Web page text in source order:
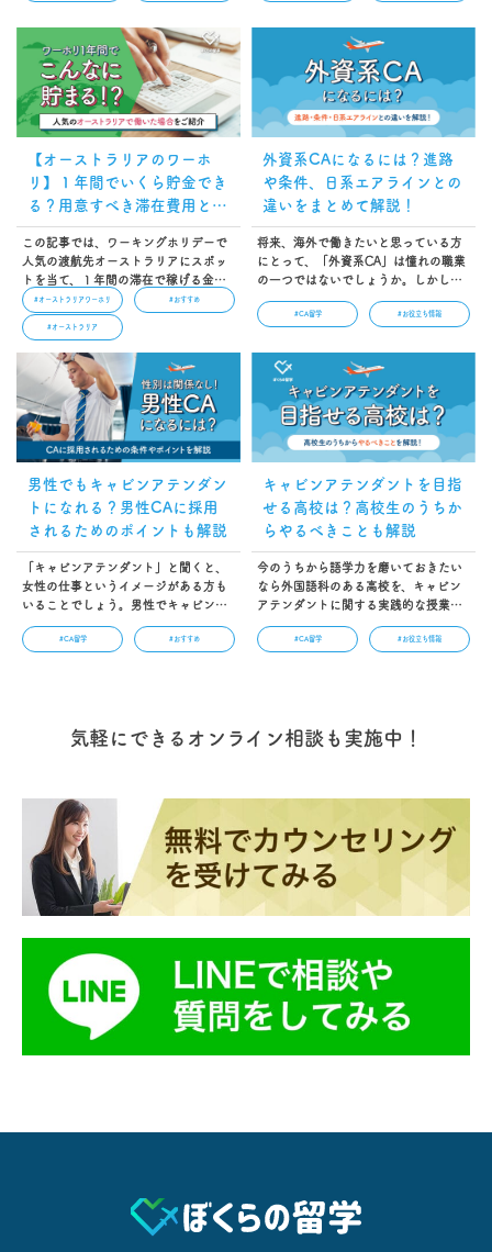
すよね。この記事では、外資系CAの身
長制限や各外資系航空会社が応募条件
にしているCAの身長基準を紹介しま
す。…
要な役割を持つ団体のため、知ってお
いて損はないでしょう。本記事では、
IATAの概要やおもな役割を解説しま
す。…
【オーストラリアのワーホ
リ】１年間でいくら貯金でき
る？用意すべき滞在費用と仕
事の探し方を解説！
この記事では、ワーキングホリデーで
人気の渡航先オーストラリアにスポッ
トを当て、１年間の滞在で稼げる金額
を解説しています。そのほかにも、語
学学校へ通う場合や渡航後すぐに働く
場合など、滞在スタイル別にかかる費
用比較も紹介しています。ぜひ参考に
してください…
#オーストラリアワーホリ #おすすめ
#オーストラリア
外資系CAになるには？進路
や条件、日系エアラインとの
違いをまとめて解説！
将来、海外で働きたいと思っている方
にとって、「外資系CA」は憧れの職業
の一つではないでしょうか。しかし、
く、「外資系のCAになるにはどうすれ
しょう。そこでこの記事では外資系CA
を目指している方に向けて、外資系CA
になるための進路や条件などを紹介し
ます。…
#CA留学 #お役立ち情報
男性でもキャビンアテンダン
トになれる？男性CAに採用
されるためのポイントも解説
「キャビンアテンダント」と聞くと、
女性の仕事というイメージがある方も
いることでしょう。男性でキャビンア
性はキャビンアテンダントになれない
#CA留学 #おすすめ
キャビンアテンダントを目指
せる高校は？高校生のうちか
らやるべきことも解説
今のうちから語学力を磨いておきたい
なら外国語科のある高校を、キャビン
アテンダントに関する実践的な授業を
選択するのも手です。本記事では、キ
く解説します。…
#CA留学 #お役立ち情報
気軽にできるオンライン相談も実施中！